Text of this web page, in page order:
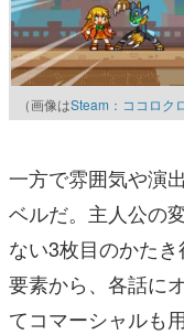
（画像はSteam：ココロク
一方で雰囲気や演
ベルだ。主人公の
ない3枚目のかた
要素から、各話に
てコマーシャルも